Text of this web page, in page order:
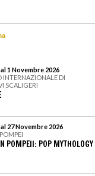
1 Novembre 2026
INTERNAZIONALE DI
SCALIGERI
27 Novembre 2026
POMPEII: POP MYTHOLOGY